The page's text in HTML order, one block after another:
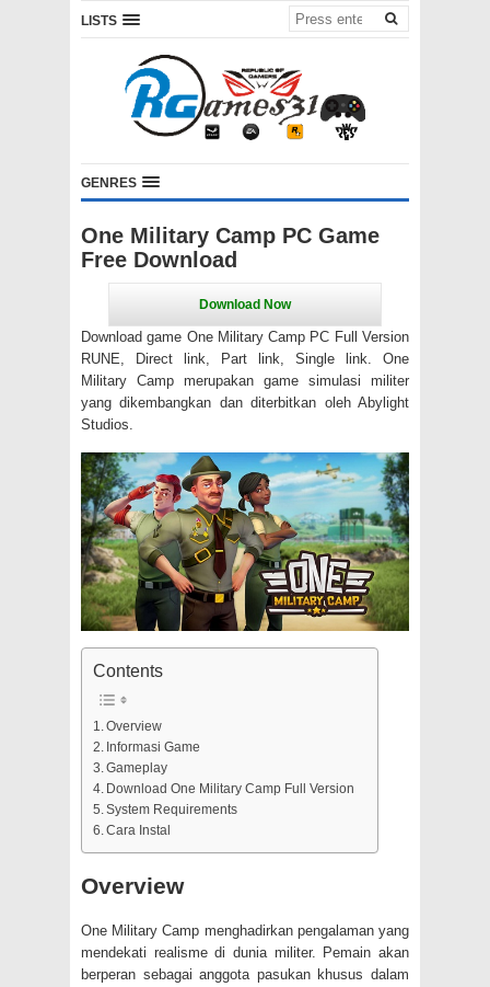
LISTS
GENRES
One Military Camp PC Game
Free Download
Download game One Military Camp PC Full Version
RUNE, Direct link, Part link, Single link. One
Military Camp merupakan game simulasi militer
yang dikembangkan dan diterbitkan oleh Abylight
Studios.
Contents
Overview
Informasi Game
Gameplay
Download One Military Camp Full Version
System Requirements
Cara Instal
Overview
One Military Camp menghadirkan pengalaman yang
mendekati realisme di dunia militer. Pemain akan
berperan sebagai anggota pasukan khusus dalam